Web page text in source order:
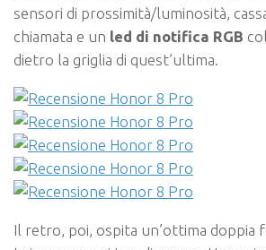
sensori di prossimità/luminosità,
chiamata e un led di notifica RGB
dietro la griglia di quest’ultima.
Il retro, poi, ospita un’ottima doppia